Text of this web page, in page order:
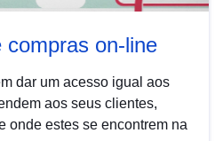
compras on-line
dar um acesso igual aos
aos seus clientes,
onde estes se encontrem na